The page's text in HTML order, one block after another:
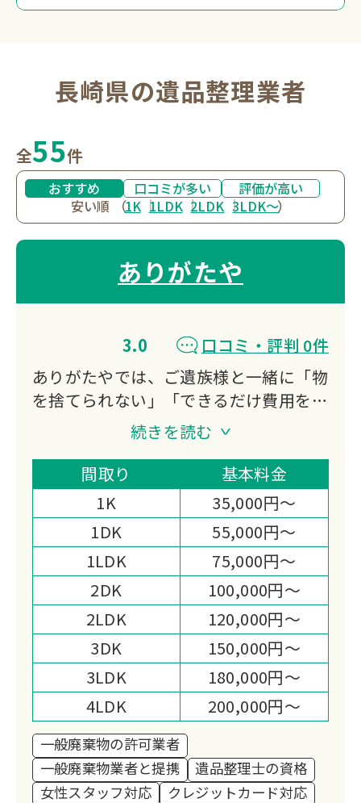
長崎県の遺品整理業者
全55件
おすすめ 口コミが多い
評価が高い
安い順
（1K 1LDK 2LDK 3LDK〜）
ありがたや
3.0
口コミ・評判 0件
ありがたやでは、ご遺族様と一緒に「物
を捨てられない」「できるだけ費用を抑
えて不用品を処分したい」…そうしたお
悩みや思いに寄り添い、お客様のペース
に合わせてサポートいたします。
幅広い対応力が強みですので、あらゆる
ご要望のお手伝いをいたします。
当社は、一般廃棄物収集運搬業を取得し
た認定業者のため、安心して遺品整理を
ご依頼いただくことが可能です。
スピーディーなお見積りやまごころ込め
たサービスにより、高い満足度をいただ
いております。遺品処分と同時に買取も
可能ですし、その後のハウスクリーニン
グまで対応してますので、お気軽に仰っ
てください。
続きを読む
間取り
基本料金
1K
35,000円～
1DK
55,000円～
1LDK
75,000円～
2DK
100,000円～
2LDK
120,000円～
3DK
150,000円～
3LDK
180,000円～
4LDK
200,000円～
一般廃棄物の許可業者
一般廃棄物業者と提携
遺品整理士の資格
女性スタッフ対応
クレジットカード対応